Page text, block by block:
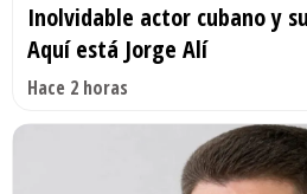
Inolvidable actor cubano y
Aquí está Jorge Alí
Hace 2 horas